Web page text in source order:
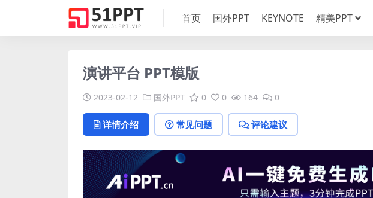
首页 国外PPT KEYNOTE 精美PPT
演讲平台 PPT模版
2023-02-12 国外PPT 0 0 164 0
详情介绍 常见问题 评论建议